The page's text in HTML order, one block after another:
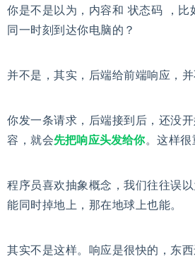
你是不是以为，内容和 状态码 ，
同一时刻到达你电脑的？
并不是，其实，后端给前端响应，并
你发一条请求，后端接到后，还没
容，就会先把响应头发给你。这样很
程序员喜欢抽象概念，我们往往误
能同时掉地上，那在地球上也能。
其实不是这样。响应是很快的，东西